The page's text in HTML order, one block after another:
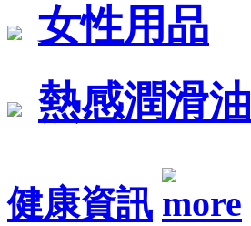
女性用品
熱感潤滑油
健康資訊